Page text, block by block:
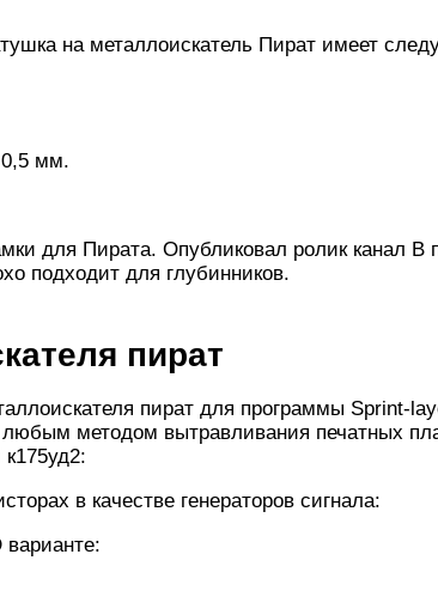
на металлоискатель Пират имеет
мм.
для Пирата. Опубликовал ролик канал В
подходит для глубинников.
пират
пират для программы Sprint-
методом вытравливания печатных
в качестве генераторов сигнала:
варианте: